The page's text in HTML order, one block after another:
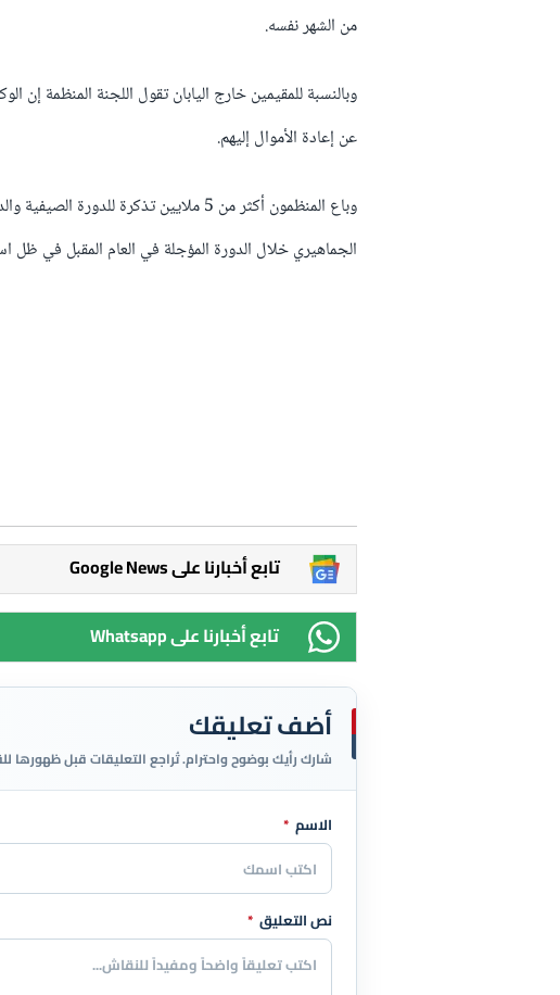
من الشهر نفسه.
وبالنسبة للمقيمين خارج اليابان تقول اللجنة المنظمة إن
عن إعادة الأموال إليهم.
وباع المنظمون أكثر من 5 ملايين تذكرة
الجماهيري خلال الدورة المؤجلة في العام المقبل في
Google News تابع أخبارنا على
Whatsapp تابع أخبارنا على
أضف تعليقك
شارك رأيك بوضوح واحترام. تُراجع التعليقات قبل ظهورها
اترك هذا الحقل فارغاً
الاسم *
نص التعليق *